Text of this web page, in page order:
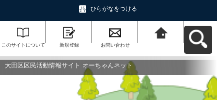
ひらがなをつける
このサイトについて 新規登録 お問い合わせ
ットへ戻る
大田区区民活動情報サイト オーちゃんネット